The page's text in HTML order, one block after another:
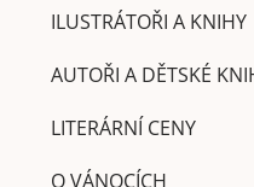
ILUSTRÁTOŘI A KNIHY
AUTOŘI A DĚTSKÉ
LITERÁRNÍ CENY
O VÁNOCÍCH